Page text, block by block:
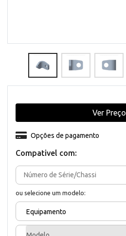
Compativel com:
ou selecione um modelo:
Equipamento
Opções de pagamento
Ver Preço